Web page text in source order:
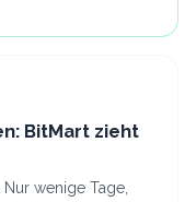
BitMart zieht
wenige Tage,